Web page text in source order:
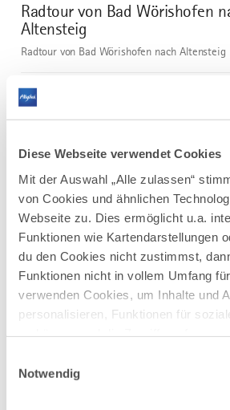
Diese Webseite verwendet Cookies
Mit der Auswahl „Alle zulassen“
von Cookies und ähnlichen
Webseite zu. Dies ermöglicht u.a.
Funktionen wie Kartendarstellungen
du den Cookies nicht zustimmst,
Funktionen nicht in vollem Umfang
verwenden Cookies, um Inhalte und
personalisieren, Funktionen für
deiner Verwendung unserer Website
Notwendig
1
Radtour von Bad Wörishofen
Altensteig
Radtour von Bad Wörishofen nach Altensteig
24,6 km
AUFSTIEG SCHWIERIGKEIT
RADTOUR
2
3-Täler-Radrunde mit Start in
Nesselwang im Allgäu
Gleich drei reizvolle Täler werden bei dieser
durchfahren: Vilstal, Tannheimer Tal und
DISTANZ DAUER
362 m
mehr
dazu